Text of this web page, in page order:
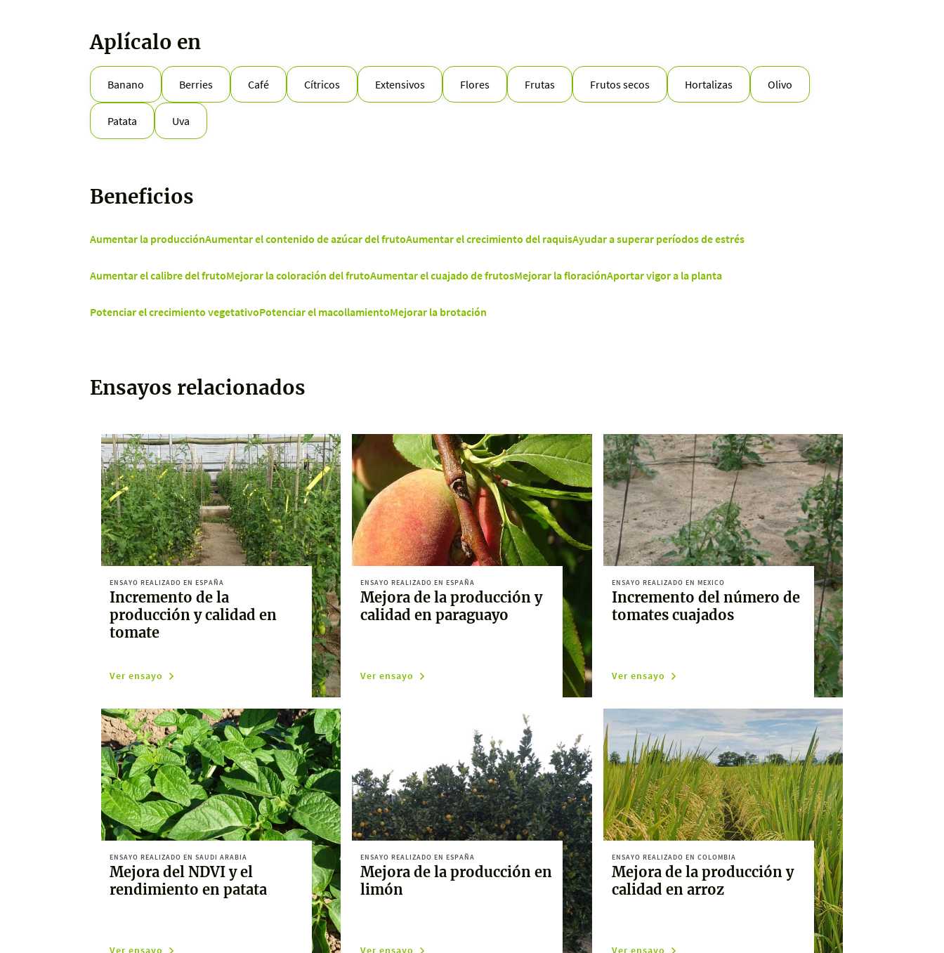
Aplícalo en
Banano Berries Café Cítricos Extensivos Flores Frutas Frutos secos Hortalizas Olivo
Patata Uva
Beneficios
Aumentar la producciónAumentar el contenido de azúcar del frutoAumentar el crecimiento del raquisAyudar a superar períodos de estrés
Aumentar el calibre del frutoMejorar la coloración del frutoAumentar el cuajado de frutosMejorar la floraciónAportar vigor a la planta
Potenciar el crecimiento vegetativoPotenciar el macollamientoMejorar la brotación
Ensayos relacionados
ENSAYO REALIZADO EN ESPAÑA
Incremento de la
producción y calidad en
tomate
Ver ensayo
ENSAYO REALIZADO EN ESPAÑA
Mejora de la producción y
calidad en paraguayo
Ver ensayo
ENSAYO REALIZADO EN MEXICO
Incremento del número de
tomates cuajados
Ver ensayo
ENSAYO REALIZADO EN SAUDI ARABIA
Mejora del NDVI y el
rendimiento en patata
Ver ensayo
ENSAYO REALIZADO EN ESPAÑA
Mejora de la producción en
limón
Ver ensayo
ENSAYO REALIZADO EN COLOMBIA
Mejora de la producción y
calidad en arroz
Ver ensayo